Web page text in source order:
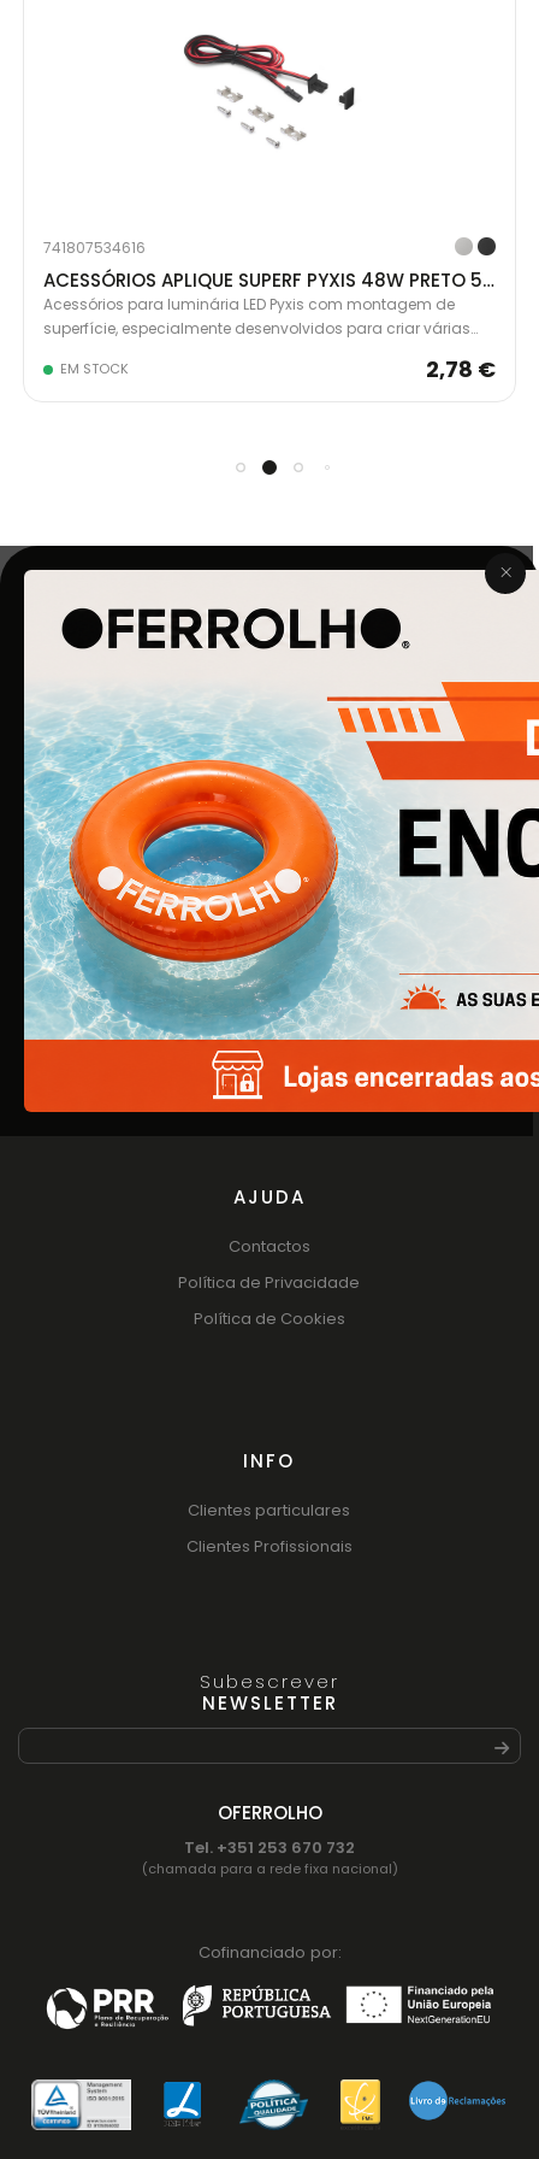
741807534616
ACESSÓRIOS APLIQUE SUPERF PYXIS 48W PRETO 5227417
Acessórios para luminária LED Pyxis com montagem de
superfície, especialmente desenvolvidos para criar várias
luminária original conforme as medidas desejadas,
oferecendo um design limpo e profissional com menos
EM STOCK 2,78 €
O Ferrolho iniciou a sua atividade em 1990. O que começou
por ser uma simples empresa de ferragens para
construção civil, é agora uma empresa de referência na
área de Ferragens para Mobiliário e Arquitetura.
EMPRESA
Quem Somos
Produtos
Catálogos
AJUDA
Contactos
Política de Privacidade
Política de Cookies
INFO
Clientes particulares
Clientes Profissionais
Subescrever
NEWSLETTER
OFERROLHO
Tel. +351 253 670 732
(chamada para a rede fixa nacional)
Cofinanciado por: